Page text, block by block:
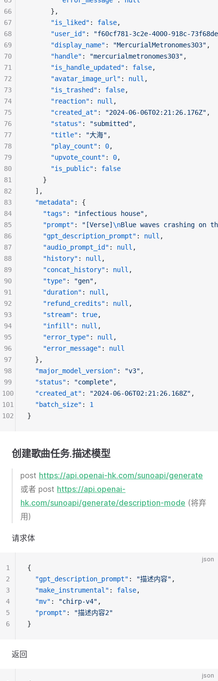
      },
"is_liked" : false,
"user_id" :
"f60cf781-3c2e-4000-918c-
"display_name" : "MercurialMetronomes303" ,
"handle" : "mercurialmetronomes303" ,
"is_handle_updated" : false,
"avatar_image_url" : null ,
"is_trashed" : false,
"reaction" : null ,
"created_at" : "2024-06-06T02:21:26.176Z" ,
"status" : "submitted" ,
"title" : "大海" ,
"play_count" : 0,
"upvote_count" : 0,
"is_public" : false
    }
  ],
"metadata" : {
"tags" : "infectious house" ,
"prompt" : "[Verse] \nBlue waves crashing on
"gpt_description_prompt" : null ,
"audio_prompt_id" : null ,
"history" : null ,
"concat_history" : null ,
"type" : "gen" ,
"duration" : null ,
"refund_credits" : null ,
"stream" : true,
"infill" : null ,
"error_type" : null ,
"error_message" : null
  },
"major_model_version" : "v3" ,
"status" : "complete" ,
"created_at" : "2024-06-06T02:21:26.168Z" ,
"batch_size" : 1
}
66
67
68
69
70
71
72
73
74
75
76
77
78
79
80
81
82
83
84
85
86
87
88
89
90
91
92
93
94
95
96
97
98
99
100
101
102
创建歌曲任务.描述模型
post https://api.openai-hk.com/sunoapi/generate
或者 post https://api.openai-
hk.com/sunoapi/generate/description-mode (将弃
用)
请求体
json
{
"gpt_description_prompt" : "描述内容" ,
"make_instrumental" : false,
"mv" : "chirp-v4" ,
"prompt" :
"描述内容2"
}
1
2
3
4
5
6
返回
json